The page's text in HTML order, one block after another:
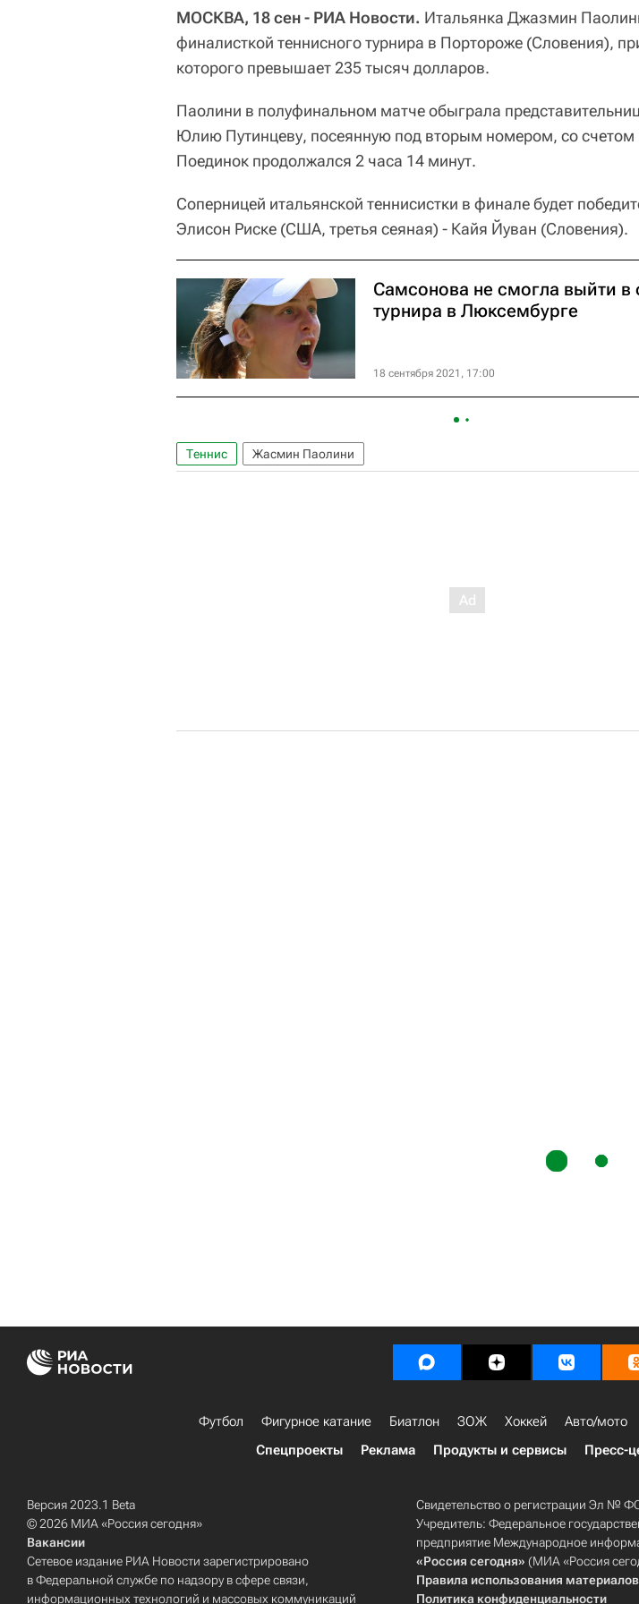
МОСКВА, 18 сен - РИА Новости. Итальянка Джазмин
финалисткой теннисного турнира в Портороже (Словения),
которого превышает 235 тысяч долларов.
Паолини в полуфинальном матче обыграла
Юлию Путинцеву, посеянную под вторым номером, со счетом
Поединок продолжался 2 часа 14 минут.
Соперницей итальянской теннисистки в финале будет
Элисон Риске (США, третья сеяная) - Кайя Йуван (Словения).
Самсонова не смогла выйти в
турнира в Люксембурге
18 сентября 2021, 17:00
Теннис Жасмин Паолини
Футбол Фигурное катание Биатлон ЗОЖ Хоккей Авто/мото
Спецпроекты
Реклама Продукты и сервисы Пресс-
Версия 2023.1 Beta
© 2026 МИА «Россия сегодня»
Вакансии
Сетевое издание РИА Новости зарегистрировано
в Федеральной службе по надзору в сфере связи,
информационных технологий и массовых коммуникаций
Свидетельство о регистрации Эл №
Учредитель: Федеральное
предприятие Международное
«Россия сегодня» (МИА «Россия
Правила использования материалов
Политика конфиденциальности